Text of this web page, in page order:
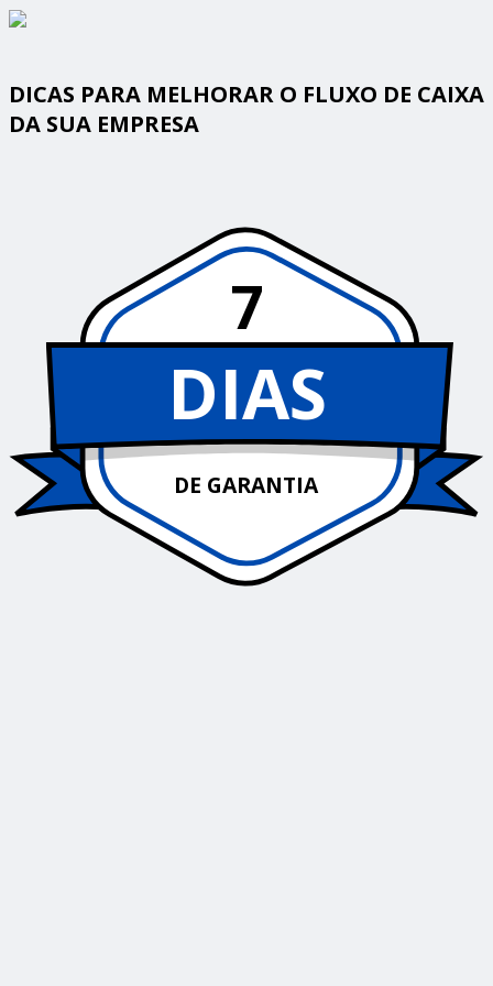
DICAS PARA MELHORAR O FLUXO DE CAIXA
DA SUA EMPRESA
7
DIAS
DE GARANTIA